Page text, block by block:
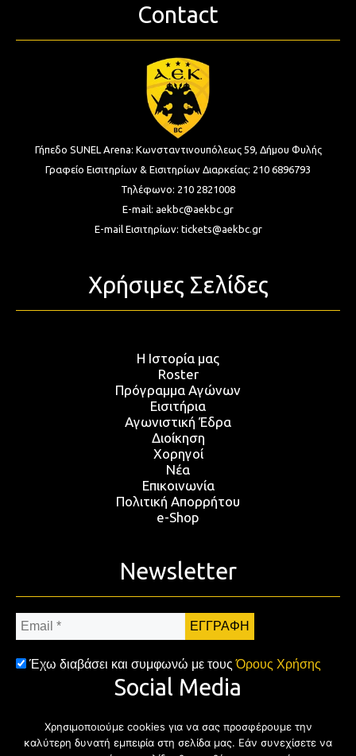
Contact
Γήπεδο SUNEL Arena: Κωνσταντινουπόλεως 59, Δήμου Φυλής
Γραφείο Εισιτηρίων & Εισιτηρίων Διαρκείας: 210 6896793
Τηλέφωνο: 210 2821008
E-mail: aekbc@aekbc.gr
E-mail Εισιτηρίων: tickets@aekbc.gr
Χρήσιμες Σελίδες
Η Ιστορία μας
Roster
Πρόγραμμα Αγώνων
Εισιτήρια
Αγωνιστική Έδρα
Διοίκηση
Χορηγοί
Νέα
Επικοινωνία
Πολιτική Απορρήτου
e-Shop
Newsletter
Email
*
Έχω διαβάσει και συμφωνώ με τουςΌρους Χρήσης
Social Media
FacebookTwitter Instagram
Χρησιμοποιούμε cookies για να σας προσφέρουμε την
καλύτερη δυνατή εμπειρία στη σελίδα μας. Εάν συνεχίσετε να